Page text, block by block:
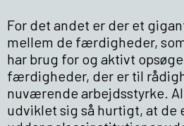
For det andet er der et
mellem de færdigheder,
har brug for og aktivt
færdigheder, der er til
nuværende arbejdsstyrke.
udviklet sig så hurtigt, at